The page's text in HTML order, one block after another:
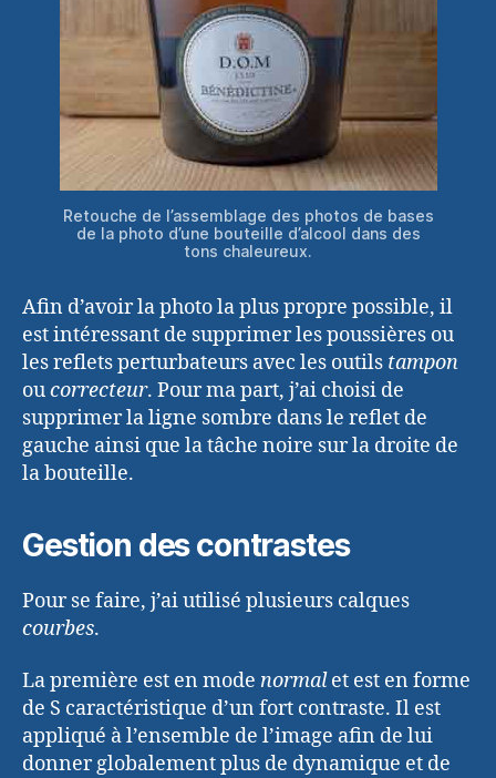
Retouche de l’assemblage des photos de bases
de la photo d’une bouteille d’alcool dans des
tons chaleureux.
Afin d’avoir la photo la plus propre possible, il
est intéressant de supprimer les poussières ou
les reflets perturbateurs avec les outils tampon
oucorrecteur. Pour ma part, j’ai choisi de
supprimer la ligne sombre dans le reflet de
gauche ainsi que la tâche noire sur la droite de
la bouteille.
Gestion des contrastes
Pour se faire, j’ai utilisé plusieurs calques
courbes.
La première est en mode normalet est en forme
de S caractéristique d’un fort contraste. Il est
appliqué à l’ensemble de l’image afin de lui
donner globalement plus de dynamique et de